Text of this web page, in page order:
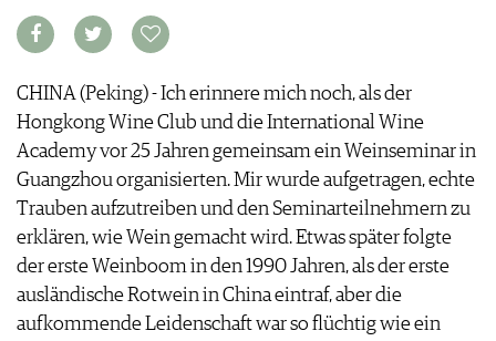
CLUB LES DOMAINES
TIPPS & TRICKS
NEWS
FOOD PAIRING TABELLE
KULINARIK
HOTSPOTS
WEINREISEN
REPORTAGEN
WINEGUIDES
KLARTEXT
EXTRAS
ABO
AUSGABE
ARCHIV
VORTEILSWELT
MEDIATHEK
APPS
VIDEOS
BILDSTRECKEN
BÜCHER
NEWS
WEINWIRTSCHAFT
WEINSZENE
PORTRAITS
VINOPHILES
ARCHIV
CHINA (Peking) - Ich erinnere mich noch, als der
Hongkong Wine Club und die International Wine
Academy vor 25 Jahren gemeinsam ein Weinseminar in
Guangzhou organisierten. Mir wurde aufgetragen, echte
Trauben aufzutreiben und den Seminarteilnehmern zu
erklären, wie Wein gemacht wird. Etwas später folgte
der erste Weinboom in den 1990 Jahren, als der erste
ausländische Rotwein in China eintraf, aber die
aufkommende Leidenschaft war so flüchtig wie ein